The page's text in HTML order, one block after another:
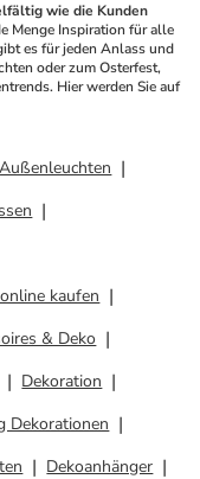
wie die Kunden
Menge Inspiration für alle
es für jeden Anlass und
oder zum Osterfest,
Hier werden Sie auf
Außenleuchten
kaufen
& Deko
Dekoration
Dekorationen
Dekoanhänger